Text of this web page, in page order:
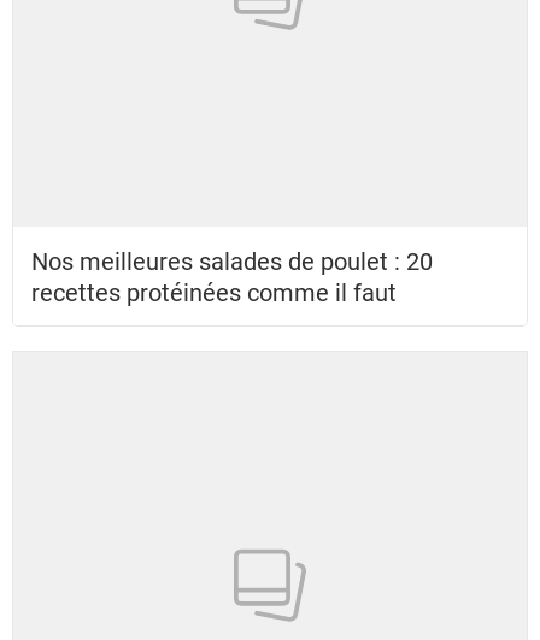
Nos meilleures salades de poulet : 20
recettes protéinées comme il faut